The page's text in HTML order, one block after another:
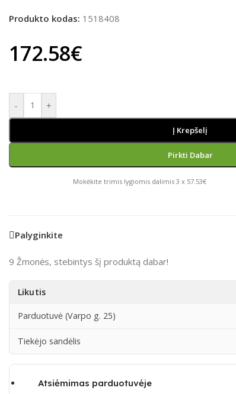
Produkto kodas: 1518408
172.58€
- +
Į Krepšelį
Pirkti Dabar
Mokėkite trimis lygiomis dalimis 3 x 57.53€
Palyginkite
9 Žmonės, stebintys šį produktą dabar!
Likutis
Parduotuvė (Varpo g. 25)
Tiekėjo sandėlis
Atsiėmimas parduotuvėje